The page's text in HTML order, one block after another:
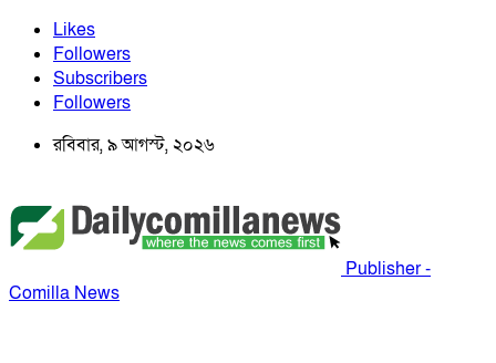
Likes
Followers
Subscribers
Followers
রবিবার, ৯ আগস্ট, ২০২৬
Publisher -
Comilla News